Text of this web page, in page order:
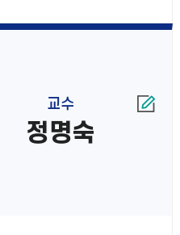
교수
정명숙